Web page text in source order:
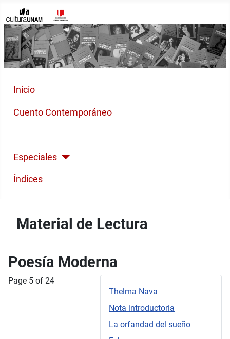
Inicio
Cuento Contemporáneo
Especiales
Índices
Material de Lectura
Poesía Moderna
Thelma Nava
Nota introductoria
La orfandad del sueño
Page 5 of 24